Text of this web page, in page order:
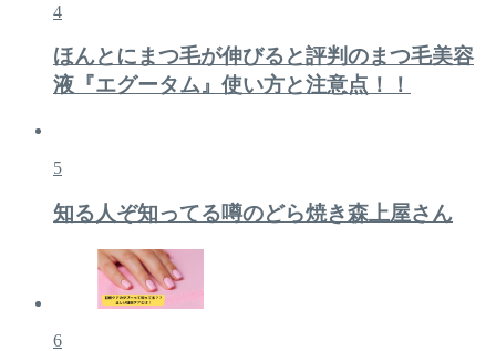
4
ほんとにまつ毛が伸びると評判のまつ毛美容
液『エグータム』使い方と注意点！！
5
知る人ぞ知ってる噂のどら焼き森上屋さん
6